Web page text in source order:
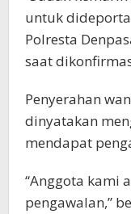
untuk
Polresta
saat
Penyerahan
dinyatakan
mendapat
“Anggota kami
pengawalan,”